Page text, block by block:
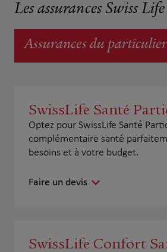
Les assurances Swiss
Assurances du particulier
SwissLife Santé
Optez pour SwissLife Santé
complémentaire santé
besoins et à votre budget.
Faire un devis
SwissLife Confort